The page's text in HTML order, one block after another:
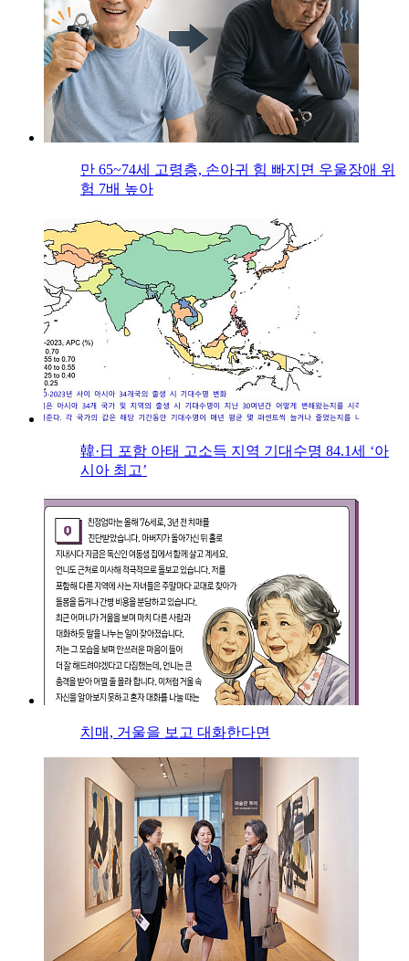
만 65~74세 고령층, 손아귀 힘 빠지면 우울장애 위
험 7배 높아
韓·日 포함 아태 고소득 지역 기대수명 84.1세 ‘아
시아 최고’
치매, 거울을 보고 대화한다면